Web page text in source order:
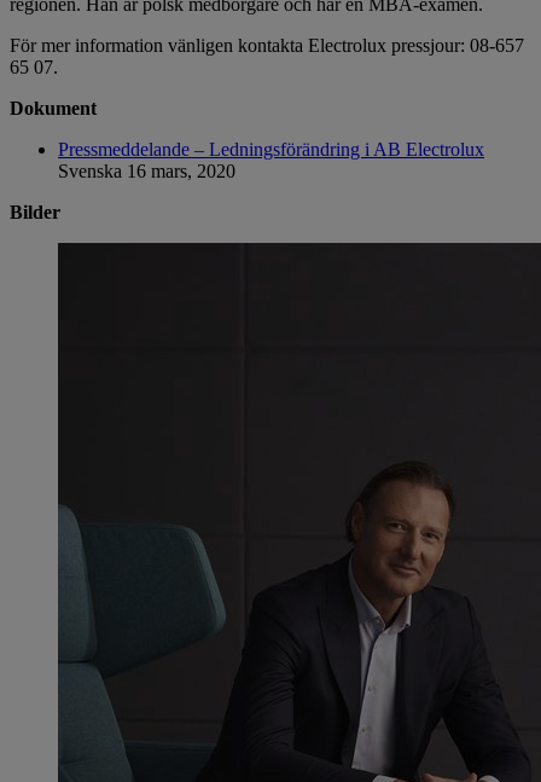
För mer information vänligen kontakta Electrolux pressjour: 08-657
65 07.
Dokument
Pressmeddelande – Ledningsförändring i AB Electrolux
Svenska 16 mars, 2020
Bilder